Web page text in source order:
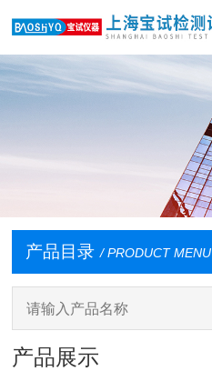
产品目录 / PRODUCT MENU
产品展示